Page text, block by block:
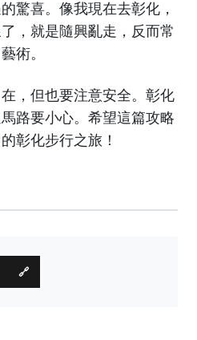
驚喜。像我現在去彰化，
，就是隨興亂走，反而常
術。
，但也要注意安全。彰化
路要小心。希望這篇攻略
彰化步行之旅！
🔗